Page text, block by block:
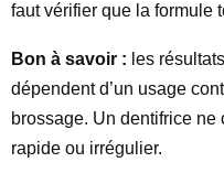
faut vérifier que la formule
Bon à savoir : les
dépendent d’un usage
brossage. Un dentifrice
rapide ou irrégulier.